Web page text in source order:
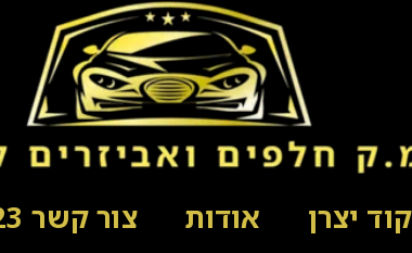
יצרן אודות צור קשר 03-5330323